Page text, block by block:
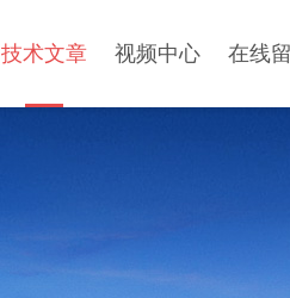
技术文章 视频中心 在线